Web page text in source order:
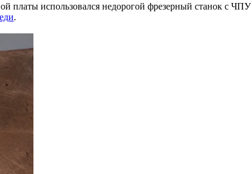
платы использовался недорогой фрезерный станок с ЧПУ
.